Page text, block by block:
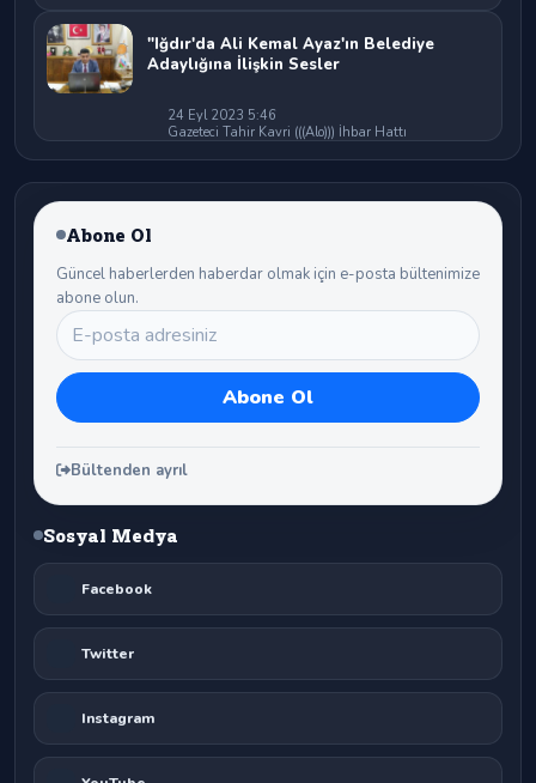
"Iğdır'da Ali Kemal Ayaz'ın Belediye
Adaylığına İlişkin Sesler
24 Eyl 2023 5:46
Gazeteci Tahir Kavri (((Alo))) İhbar Hattı
Abone Ol
Güncel haberlerden haberdar olmak için e-posta bültenimize
abone olun.
Bültenden ayrıl
Sosyal Medya
Facebook
Twitter
Instagram